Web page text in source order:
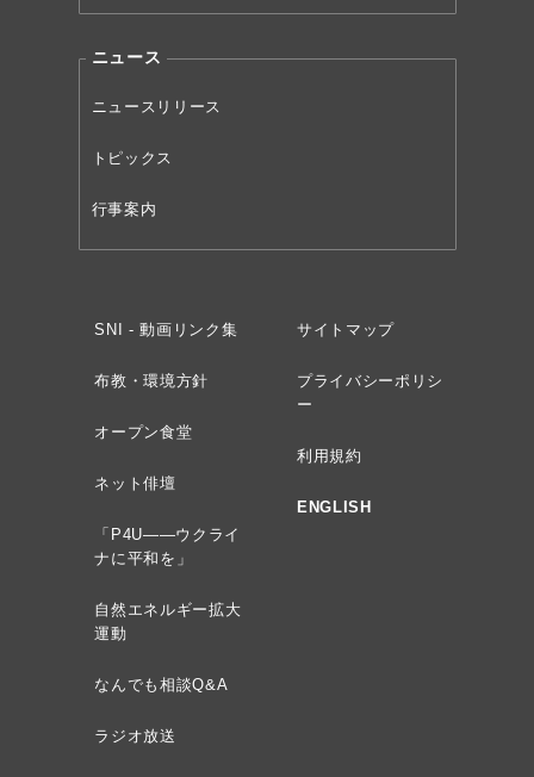
ニュース
ニュースリリース
トピックス
行事案内
SNI - 動画リンク集
布教・環境方針
オープン食堂
ネット俳壇
「P4U——ウクライ
ナに平和を」
自然エネルギー拡大
運動
なんでも相談Q&A
ラジオ放送
サイトマップ
プライバシーポリシ
ー
利用規約
ENGLISH